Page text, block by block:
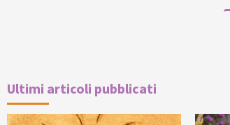
Ultimi articoli pubblicati